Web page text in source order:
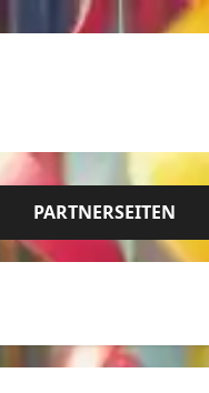
PARTNERSEITEN